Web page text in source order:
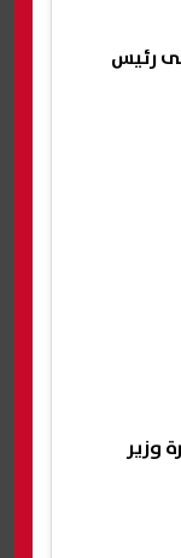
رئيس
وزير